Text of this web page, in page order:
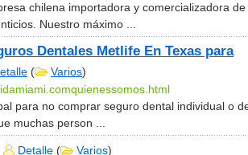
chilena importadora y comercializadora de
Nuestro máximo ...
Dentales Metlife En Texas para
( Varios)
para no comprar seguro dental individual o
muchas person ...
Detalle ( Varios)